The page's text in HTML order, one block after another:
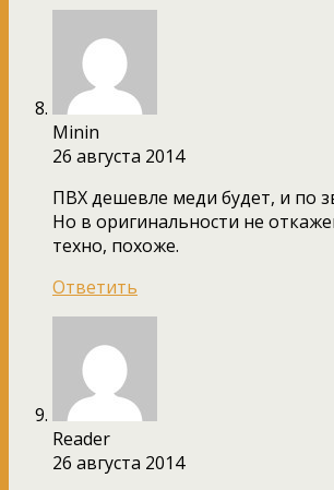
Minin
26 августа 2014
ПВХ дешевле меди будет, и по
Но в оригинальности не
техно, похоже.
Ответить
Reader
26 августа 2014